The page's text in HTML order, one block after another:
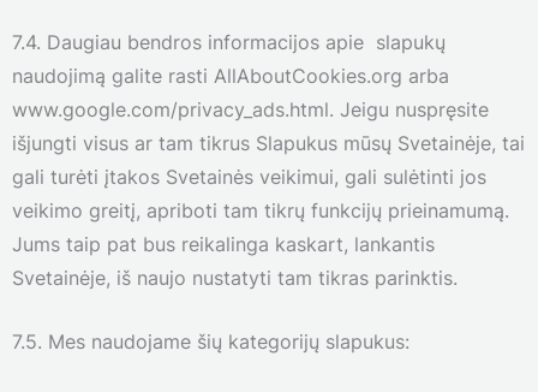
7.4. Daugiau bendros informacijos apie slapukų
naudojimą galite rasti AllAboutCookies.org arba
www.google.com/privacy_ads.html. Jeigu nuspręsite
išjungti visus ar tam tikrus Slapukus mūsų Svetainėje, tai
gali turėti įtakos Svetainės veikimui, gali sulėtinti jos
veikimo greitį, apriboti tam tikrų funkcijų prieinamumą.
Jums taip pat bus reikalinga kaskart, lankantis
Svetainėje, iš naujo nustatyti tam tikras parinktis.
7.5. Mes naudojame šių kategorijų slapukus: